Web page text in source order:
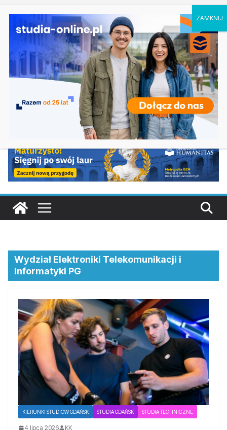
Ostatnie
wpisy:
Prawo w Bydgoszczy
Matematyka – Uniwersytet Gdański
Żywienie człowieka i ocena żywności w
Warszawie
Psychologia – Akademia Podlaska w
Białymstoku
Ochrona środowiska w Kielcach
Wydział Elektroniki Telekomunikacji i
Informatyki PG
KIERUNKI STUDIÓW GDAŃSK STUDIA GDAŃSK STUDIA TECHNICZNE
4 lipca 2026
KK